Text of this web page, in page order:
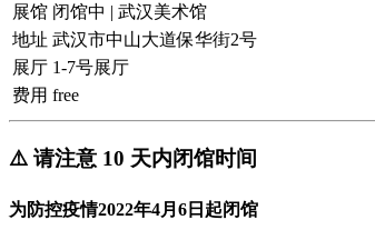
展馆 闭馆中 | 武汉美术馆
地址 武汉市中山大道保华街2号
展厅 1-7号展厅
费用 free
⚠️ 请注意 10 天内闭馆时间
为防控疫情2022年4月6日起闭馆